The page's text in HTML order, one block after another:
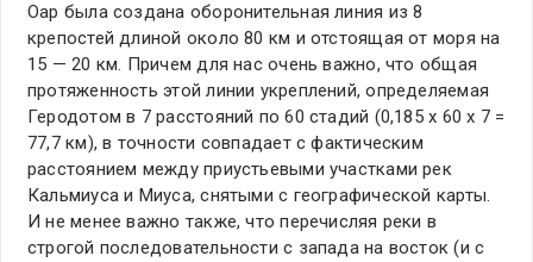
Оар была создана оборонительная линия из 8
крепостей длиной около 80 км и отстоящая от моря на
15 — 20 км. Причем для нас очень важно, что общая
протяженность этой линии укреплений, определяемая
Геродотом в 7 расстояний по 60 стадий (0,185 х 60 х 7 =
77,7 км), в точности совпадает с фактическим
расстоянием между приустьевыми участками рек
Кальмиуса и Миуса, снятыми с географической карты.
И не менее важно также, что перечисляя реки в
строгой последовательности с запада на восток (и с